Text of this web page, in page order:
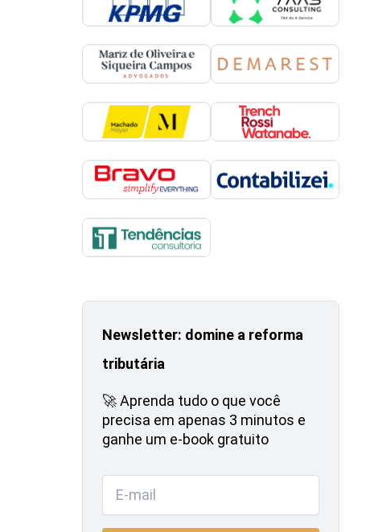
Newsletter: domine a reforma
tributária
🚀 Aprenda tudo o que você
precisa em apenas 3 minutos e
ganhe um e-book gratuito